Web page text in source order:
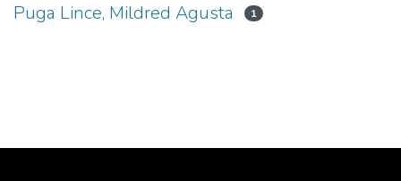
Puga Lince, Mildred Agusta 1